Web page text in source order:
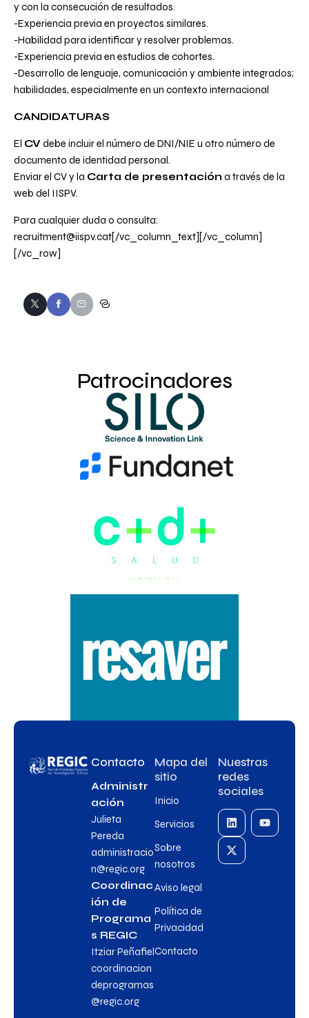
y con la consecución de resultados.
-Experiencia previa en proyectos similares.
-Habilidad para identificar y resolver problemas.
-Experiencia previa en estudios de cohortes.
-Desarrollo de lenguaje, comunicación y ambiente integrados;
habilidades, especialmente en un contexto internacional
CANDIDATURAS
El CVdebe incluir el número de DNI/NIE u otro número de
documento de identidad personal.
Enviar el CV y la Carta de presentación a través de la
web del IISPV.
Para cualquier duda o consulta:
recruitment@iispv.cat[/vc_column_text][/vc_column]
[/vc_row]
Patrocinadores
Contacto
Administr
ación
Julieta
Pereda
administracio
n@regic.org
Coordinac
ión de
Programa
s REGIC
Itziar Peñafiel
coordinacion
deprogramas
@regic.org
Mapa del
sitio
Inicio
Servicios
Sobre
nosotros
Aviso legal
Política de
Privacidad
Contacto
Nuestras
redes
sociales